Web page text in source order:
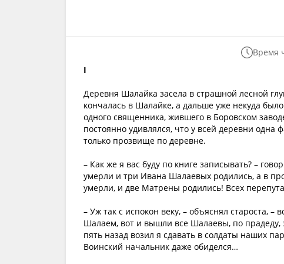
Время
I
Деревня Шалайка засела в страшной лесной
кончалась в Шалайке, а дальше уже некуда
одного священника, жившего в Боровском
постоянно удивлялся, что у всей деревни
только прозвище по деревне.
– Как же я вас буду по книге записывать? –
умерли и три Ивана Шалаевых родились, а в
умерли, и две Матрены родились! Всех
– Уж так с испокон веку, – объяснял староста,
Шалаем, вот и вышли все Шалаевы, по прадеду,
пять назад возил я сдавать в солдаты наших
Воинский начальник даже обиделся…